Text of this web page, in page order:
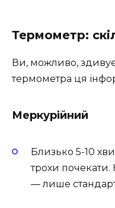
Термометр:
Ви, можливо,
термометра ця
Меркурійний
Близько 5-10
трохи почекати.
— лише